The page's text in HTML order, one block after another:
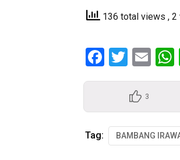
136 total views , 2
3
Tag: BAMBANG